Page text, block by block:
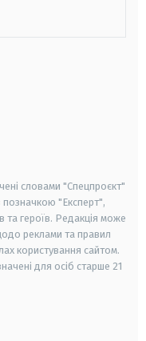
словами "Спецпроєкт"
позначкою "Експерт",
та героїв. Редакція може
реклами та правил
користування сайтом.
для осіб старше 21